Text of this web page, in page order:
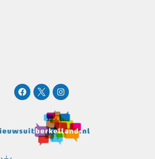
F
a
c
o
o
I
n
s
t
a
g
r
a